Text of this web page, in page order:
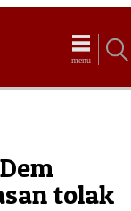
menu
tolak